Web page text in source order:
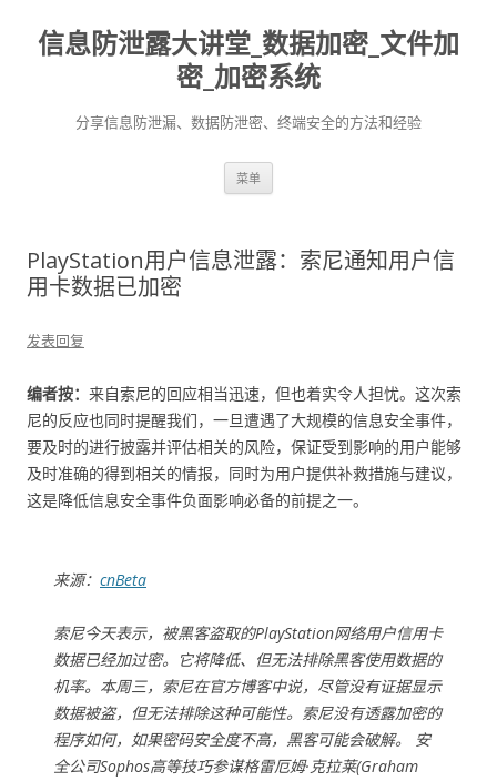
信息防泄露大讲堂_数据加密_文件加
密_加密系统
分享信息防泄漏、数据防泄密、终端安全的方法和经验
菜单
PlayStation用户信息泄露：索尼通知用户信
用卡数据已加密
发表回复
编者按： 来自索尼的回应相当迅速，但也着实令人担忧。这次索
尼的反应也同时提醒我们，一旦遭遇了大规模的信息安全事件，
要及时的进行披露并评估相关的风险，保证受到影响的用户能够
及时准确的得到相关的情报，同时为用户提供补救措施与建议，
这是降低信息安全事件负面影响必备的前提之一。
来源： cnBeta
索尼今天表示，被黑客盗取的PlayStation网络用户信用卡
数据已经加过密。它将降低、但无法排除黑客使用数据的
机率。本周三，索尼在官方博客中说，尽管没有证据显示
数据被盗，但无法排除这种可能性。索尼没有透露加密的
程序如何，如果密码安全度不高，黑客可能会破解。 安
全公司Sophos高等技巧参谋格雷厄姆·克拉莱(Graham